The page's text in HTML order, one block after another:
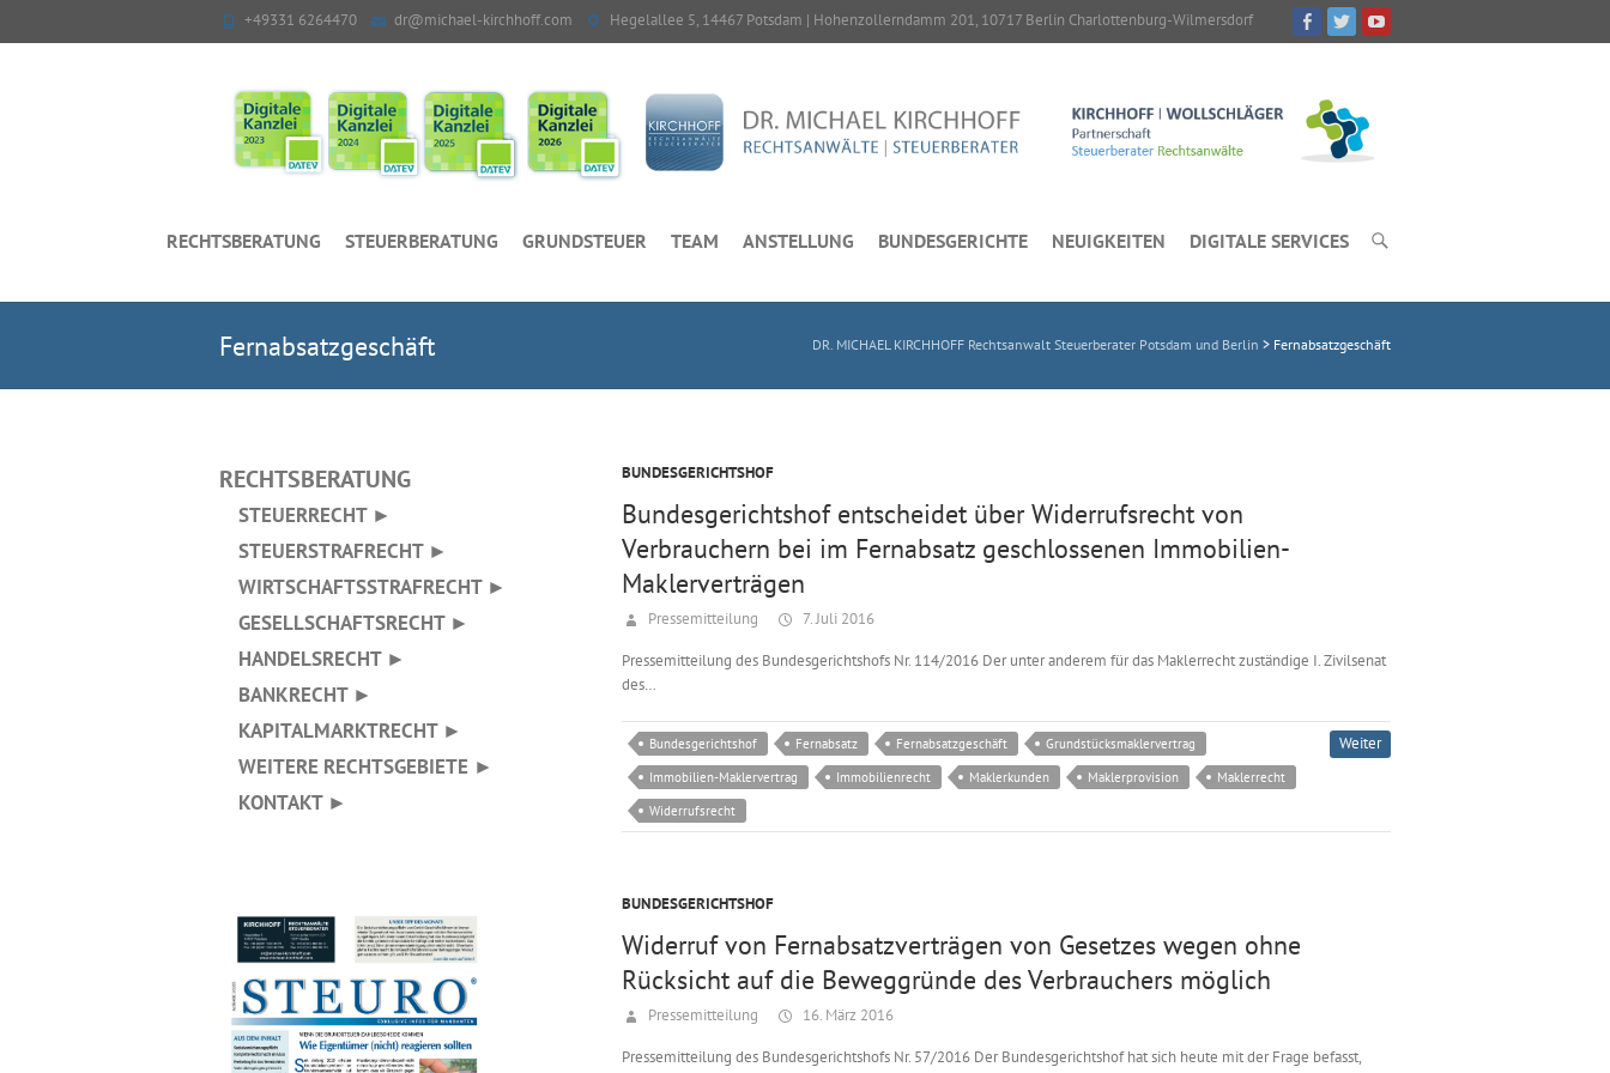
+49331 6264470 dr@michael-kirchhoff.com Hegelallee 5, 14467 Potsdam | Hohenzollerndamm 201, 10717 Berlin Charlottenburg-Wilmersdorf
RECHTSBERATUNG STEUERBERATUNG GRUNDSTEUER TEAM ANSTELLUNG BUNDESGERICHTE NEUIGKEITEN DIGITALE SERVICES
DR. MICHAEL KIRCHHOFF Rechtsanwalt Steuerberater Potsdam und Berlin > Fernabsatzgeschäft
Fernabsatzgeschäft
BUNDESGERICHTSHOF
Bundesgerichtshof entscheidet über Widerrufsrecht von
Verbrauchern bei im Fernabsatz geschlossenen Immobilien-
Maklerverträgen
Pressemitteilung 7. Juli 2016
Pressemitteilung des Bundesgerichtshofs Nr. 114/2016 Der unter anderem für das Maklerrecht zuständige I. Zivilsenat
des…
Bundesgerichtshof Fernabsatz Fernabsatzgeschäft
Grundstücksmaklervertrag
Immobilien-Maklervertrag
Immobilienrecht Maklerkunden Maklerprovision
Maklerrecht
Widerrufsrecht
Weiter
BUNDESGERICHTSHOF
Widerruf von Fernabsatzverträgen von Gesetzes wegen ohne
Rücksicht auf die Beweggründe des Verbrauchers möglich
Pressemitteilung 16. März 2016
Pressemitteilung des Bundesgerichtshofs Nr. 57/2016 Der Bundesgerichtshof hat sich heute mit der Frage befasst,
RECHTSBERATUNG
STEUERRECHT ►
STEUERSTRAFRECHT ►
WIRTSCHAFTSSTRAFRECHT ►
GESELLSCHAFTSRECHT ►
HANDELSRECHT ►
BANKRECHT ►
KAPITALMARKTRECHT ►
WEITERE RECHTSGEBIETE ►
KONTAKT ►